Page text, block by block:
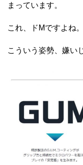
まっています。
これ、ドMですよね。
こういう姿勢、嫌い